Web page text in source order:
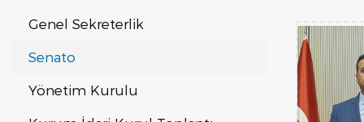
Genel Sekreterlik
Senato
Yönetim Kurulu